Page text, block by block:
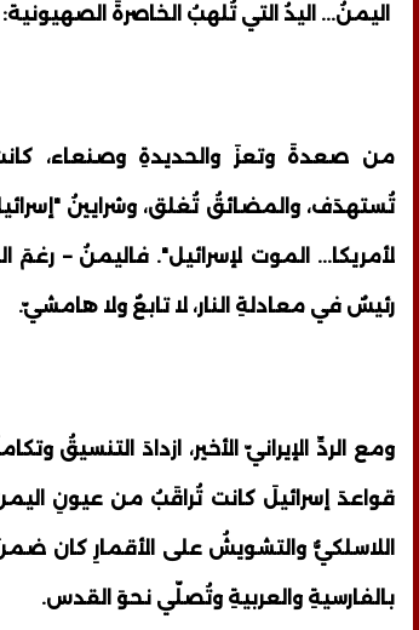
اليمنُ... اليدُ التي تُلهبُ الخاصرةَ الصهيونية:
من صعدةَ وتعزَ والحديدةِ وصنعاء،
تُستهدَف، والمضائقُ تُغلق، وشرايينُ
لأمريكا... الموت لإسرائيل". فاليمنُ – رغمَ
رئيسٌ في معادلةِ النار، لا تابعٌ ولا هامشيّ.
ومع الردِّ الإيرانيّ الأخير، ازدادَ التنسيقُ
قواعدَ إسرائيلَ كانت تُراقَبُ من عيونِ اليمن،
اللاسلكيُّ والتشويشُ على الأقمارِ كان
بالفارسيةِ والعربيةِ وتُصلّي نحوَ القدس.